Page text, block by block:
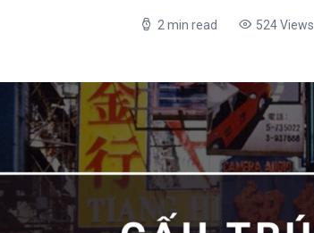
2 min read 524 Views